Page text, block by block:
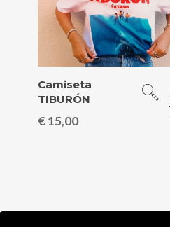
Camiseta
TIBURÓN
€15,00